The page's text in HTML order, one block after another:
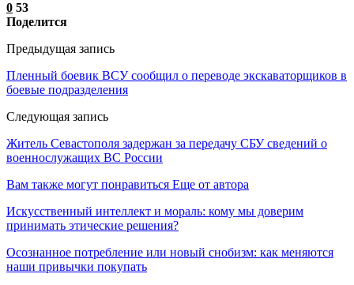
0 53
Поделится
Предыдущая запись
Пленный боевик ВСУ сообщил о переводе экскаваторщиков в
боевые подразделения
Следующая запись
Житель Севастополя задержан за передачу СБУ сведений о
военнослужащих ВС России
Вам также могут понравиться Еще от автора
Искусственный интеллект и мораль: кому мы доверим
принимать этические решения?
Осознанное потребление или новый снобизм: как меняются
наши привычки покупать